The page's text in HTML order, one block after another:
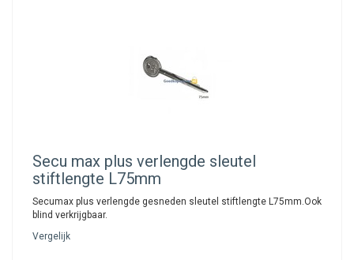
Secu max plus verlengde sleutel
stiftlengte L75mm
Secumax plus verlengde gesneden sleutel stiftlengte L75mm.Ook
blind verkrijgbaar.
Vergelijk